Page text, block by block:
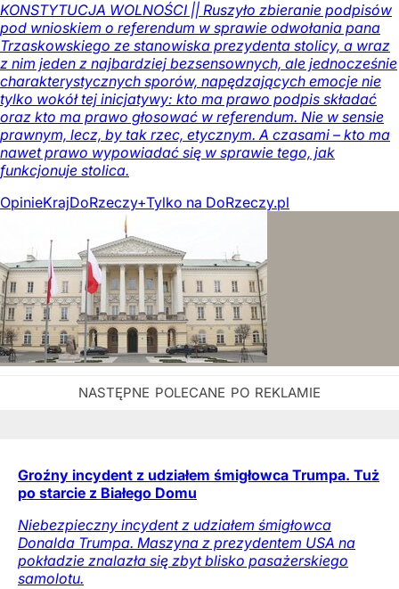
KONSTYTUCJA WOLNOŚCI || Ruszyło zbieranie podpisów
pod wnioskiem o referendum w sprawie odwołania pana
Trzaskowskiego ze stanowiska prezydenta stolicy, a wraz
z nim jeden z najbardziej bezsensownych, ale jednocześnie
charakterystycznych sporów, napędzających emocje nie
tylko wokół tej inicjatywy: kto ma prawo podpis składać
oraz kto ma prawo głosować w referendum. Nie w sensie
prawnym, lecz, by tak rzec, etycznym. A czasami – kto ma
nawet prawo wypowiadać się w sprawie tego, jak
funkcjonuje stolica.
OpinieKrajDoRzeczy+Tylko na DoRzeczy.pl
Groźny incydent z udziałem śmigłowca Trumpa. Tuż
po starcie z Białego Domu
Niebezpieczny incydent z udziałem śmigłowca
Donalda Trumpa. Maszyna z prezydentem USA na
pokładzie znalazła się zbyt blisko pasażerskiego
samolotu.